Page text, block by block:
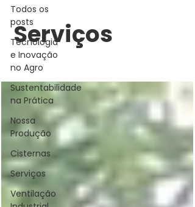
Todos os
posts
Tecnologia
e Inovação
no Agro
Sustentabilidade
na Prática
Nossa
Produção
Cisternas
Serviços
Ventilação
Serviços